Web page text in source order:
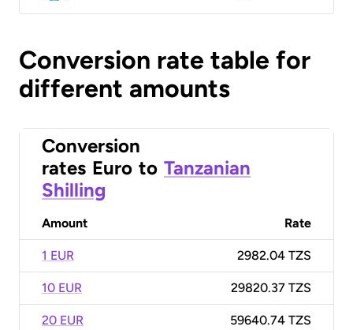
Conversion rate table for
different amounts
Conversion
rates Euro to Tanzanian
Shilling
Amount Rate
1 EUR 2982.04 TZS
10 EUR 29820.37 TZS
20 EUR 59640.74 TZS